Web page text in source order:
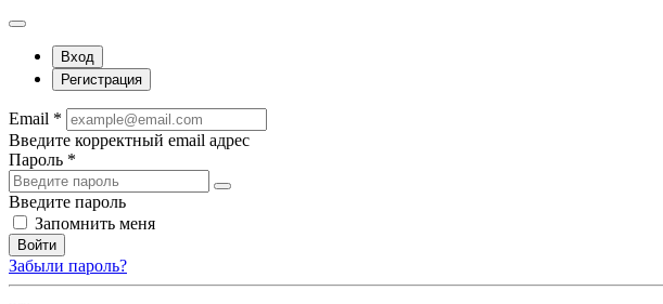
Вход
Регистрация
Email *
Введите корректный email адрес
Пароль *
Введите пароль
Запомнить меня
Войти
Забыли пароль?